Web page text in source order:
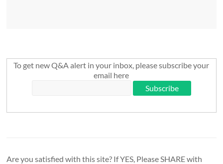
To get new Q&A alert in your inbox, please subscribe your
email here
Are you satisfied with this site? If YES, Please SHARE with